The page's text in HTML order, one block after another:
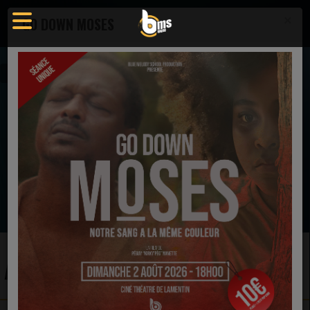
Artistes
EN CE MOMENT
S.B.M.
Jezi Men Mwen
Ecoutez maintenant
ARTISTES
GO DOWN MOSES